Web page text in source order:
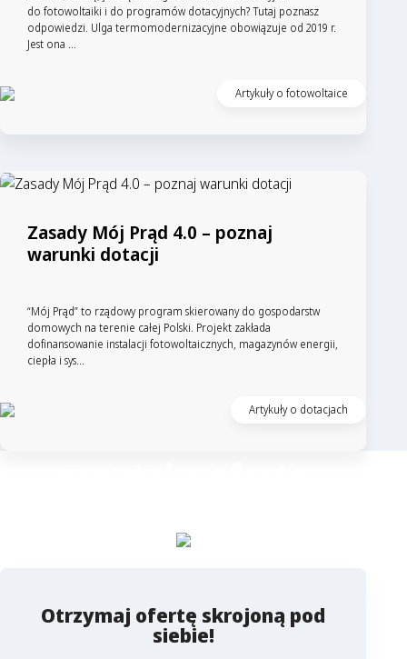
do fotowoltaiki i do programów dotacyjnych? Tutaj poznasz
odpowiedzi. Ulga termomodernizacyjne obowiązuje od 2019 r.
Jest ona ...
Artykuły o fotowoltaice
Zasady Mój Prąd 4.0 – poznaj
warunki dotacji
“Mój Prąd” to rządowy program skierowany do gospodarstw
domowych na terenie całej Polski. Projekt zakłada
dofinansowanie instalacji fotowoltaicznych, magazynów energii,
ciepła i sys...
Artykuły o dotacjach
Otrzymaj ofertę skrojoną pod
siebie!